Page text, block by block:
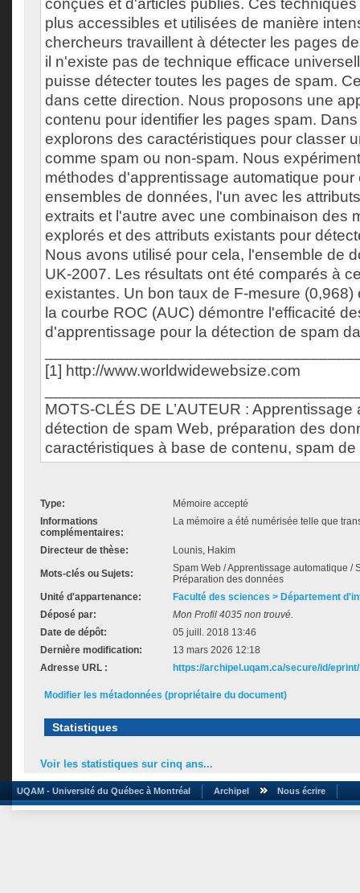
conçues et d'articles publiés. Ces
plus accessibles et utilisées de manière
chercheurs travaillent à détecter les pages
il n'existe pas de technique efficace
puisse détecter toutes les pages de spam.
dans cette direction. Nous proposons une
contenu pour identifier les pages spam.
explorons des caractéristiques pour classer
comme spam ou non-spam. Nous
méthodes d'apprentissage automatique pour
ensembles de données, l'un avec les
extraits et l'autre avec une combinaison des
explorés et des attributs existants pour
Nous avons utilisé pour cela, l'ensemble de
UK-2007. Les résultats ont été comparés à
existantes. Un bon taux de F-mesure (0,968)
la courbe ROC (AUC) démontre l'efficacité
d'apprentissage pour la détection de spam
[1] http://www.worldwidewebsize.com
MOTS-CLÉS DE L’AUTEUR : Apprentissage
détection de spam Web, préparation des
caractéristiques à base de contenu, spam
Type:
Mémoire accepté
Informations
complémentaires:
La mémoire a été numérisée telle que
Directeur de thèse: Lounis, Hakim
Mots-clés ou Sujets:
Spam Web / Apprentissage automatique /
Préparation des données
Unité d'appartenance:
Faculté des sciences > Département
Déposé par:
Mon Profil 4035 non trouvé.
Date de dépôt:
05 juill. 2018 13:46
Dernière modification:
13 mars 2026 12:18
Adresse URL :
https://archipel.uqam.ca/secure/id/
Modifier les métadonnées (propriétaire du document)
Statistiques
Voir les statistiques sur cinq ans...
UQAM - Université du Québec à Montréal Archipel Nous écrire